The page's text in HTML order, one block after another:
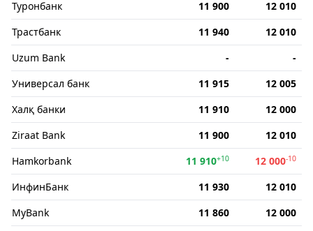
Туронбанк
11 900
12 010
Трастбанк
11 940
12 010
Uzum Bank
-
-
Универсал банк
11 915
12 005
Халқ банки
11 910
12 000
Ziraat Bank
11 900
12 010
Hamkorbank
11 910+10 12 000-10
ИнфинБанк 11 930
12 010
MyBank
11 860
12 000